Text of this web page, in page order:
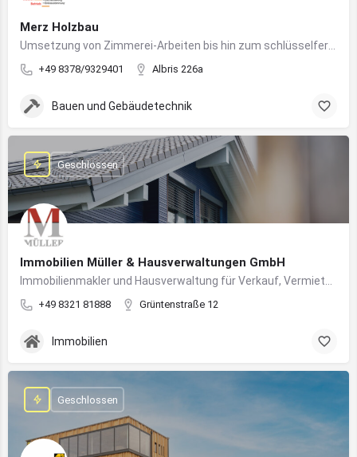
Merz Holzbau
+49 8378/9329401 Albris 226a
Bauen und Gebäudetechnik
Immobilien Müller & Hausverwaltungen GmbH
+49 8321 81888 Grüntenstraße 12
Geschlossen
Immobilien
Geschlossen